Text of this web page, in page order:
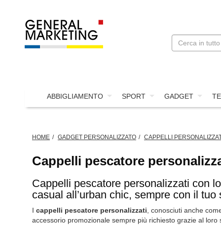
ABBIGLIAMENTO SPORT GADGET
HOME GADGET PERSONALIZZATO CAPPELLI
Cappelli pescatore
Cappelli pescatore personalizzati con
casual all’urban chic, sempre con il tuo
I cappelli pescatore personalizzati , conosciuti anche
accessorio promozionale sempre più richiesto grazie al loro